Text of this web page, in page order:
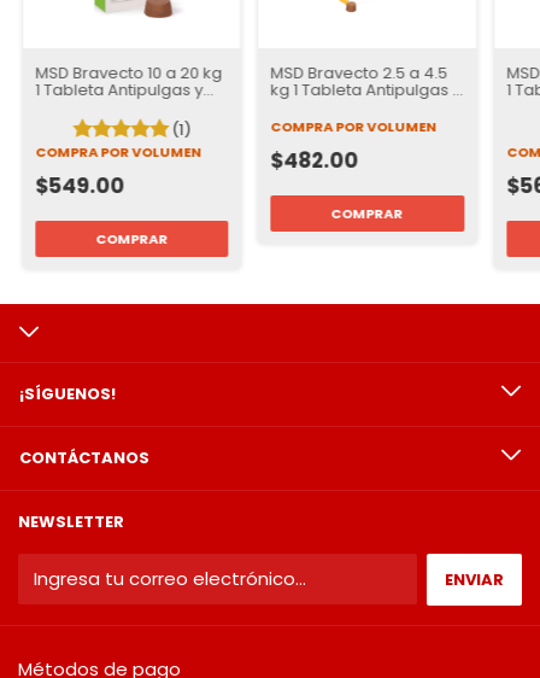
MSD Bravecto 10 a 20 kg
1 Tableta Antipulgas y
Garrapatas para Perros
| 12 semanas de
Protección (1)
COMPRA POR VOLUMEN
$549.00
MSD Bravecto 2.5 a 4.5
kg 1 Tableta Antipulgas y
Garrapatas para Perros
| 12 semanas de
COMPRA POR VOLUMEN
$482.00
1
¡SÍGUENOS!
CONTÁCTANOS
NEWSLETTER
Métodos de pago